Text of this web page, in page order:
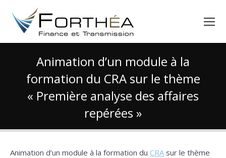
Animation d’un module à la
formation du CRA sur le thème
« Première analyse des affaires
repérées »
Vous êtes ici :
Animation d’un module à la formation du CRAsur le thème